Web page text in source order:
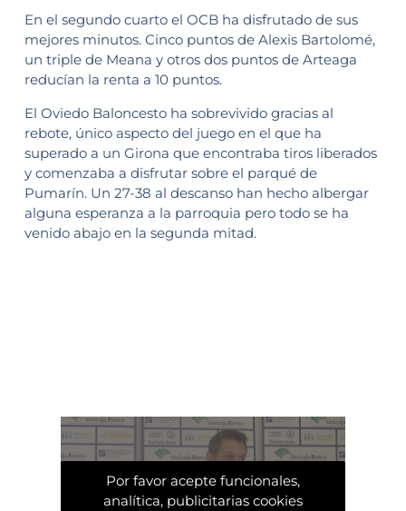
En el segundo cuarto el OCB ha disfrutado de sus
mejores minutos. Cinco puntos de Alexis Bartolomé,
un triple de Meana y otros dos puntos de Arteaga
reducían la renta a 10 puntos.
El Oviedo Baloncesto ha sobrevivido gracias al
rebote, único aspecto del juego en el que ha
superado a un Girona que encontraba tiros liberados
y comenzaba a disfrutar sobre el parqué de
Pumarín. Un 27-38 al descanso han hecho albergar
alguna esperanza a la parroquia pero todo se ha
venido abajo en la segunda mitad.
Por favor acepte funcionales,
analítica, publicitarias cookies